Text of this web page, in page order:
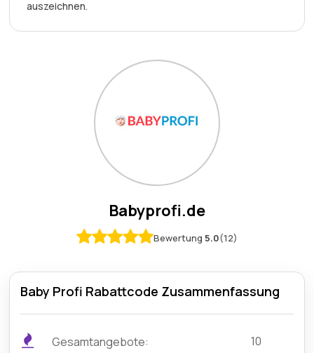
auszeichnen.
Babyprofi.de
Bewertung 5.0(12)
Baby Profi Rabattcode Zusammenfassung
Gesamtangebote:
10